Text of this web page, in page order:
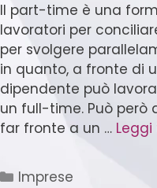
Il part-time è una
lavoratori per
per svolgere
in quanto, a fronte di
dipendente può
un full-time. Può però
far fronte a un …
Imprese